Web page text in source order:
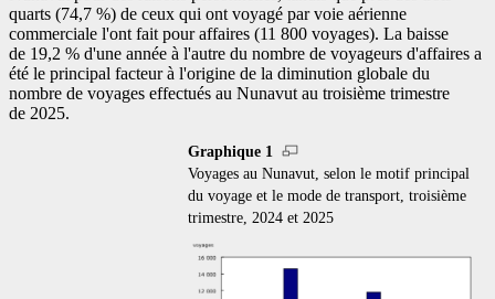
quarts (74,7 %) de ceux qui ont voyagé par voie aérienne
commerciale l'ont fait pour affaires (11 800 voyages). La baisse
de 19,2 % d'une année à l'autre du nombre de voyageurs d'affaires a
été le principal facteur à l'origine de la diminution globale du
nombre de voyages effectués au Nunavut au troisième trimestre
de 2025.
Graphique 1
Voyages au Nunavut, selon le motif principal
du voyage et le mode de transport, troisième
trimestre, 2024 et 2025